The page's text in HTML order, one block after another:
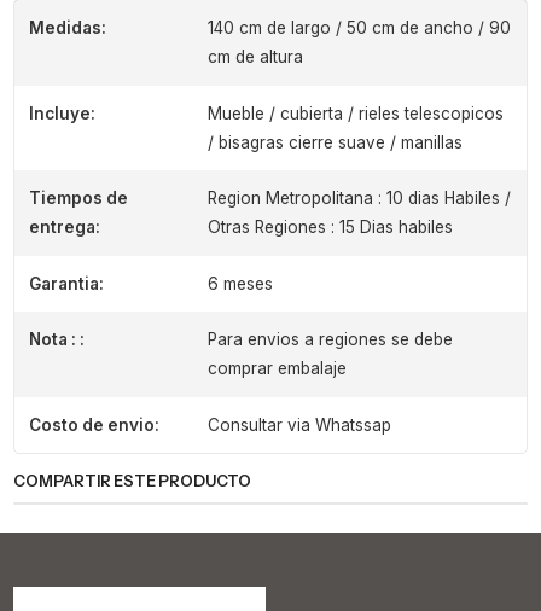
Medidas:
140 cm de largo / 50 cm de ancho / 90
cm de altura
Incluye:
Mueble / cubierta / rieles telescopicos
/ bisagras cierre suave / manillas
Tiempos de
entrega:
Region Metropolitana : 10 dias Habiles /
Otras Regiones : 15 Dias habiles
Garantia: 6 meses
Nota : :
Para envios a regiones se debe
comprar embalaje
Costo de envio: Consultar via Whatssap
COMPARTIR ESTE PRODUCTO